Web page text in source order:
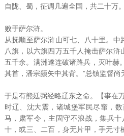
自陇、蜀，征调几遍全国，共二十万
败于萨尔浒。
从抚顺至萨尔浒山可七、八十里。
八旗，以六旗四万五千人掩击萨尔
五千余。满洲遂连破诸路兵，灭叶赫
其首，潘宗颜矢中其背。”总镇监督
于是有熊廷弼经略辽东之命。【事在
时辽、沈大震，诸城堡军民尽窜，
马，肃军令，主固守不浪战，集兵
十，或三、二百，身无片甲，手无